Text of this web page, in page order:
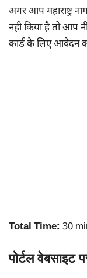
अगर आप महाराष्ट्र
नही किया है तो आप
कार्ड के लिए आवेदन
Total Time: 30
पोर्टल वेबसाइट